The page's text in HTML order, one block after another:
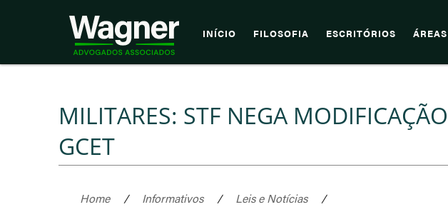
INÍCIO FILOSOFIA ESCRITÓRIOS
MILITARES: STF NEGA
GCET
Home / Informativos / Leis e Notícias /